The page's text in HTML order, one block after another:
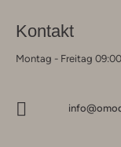
Kontakt
Montag - Freitag